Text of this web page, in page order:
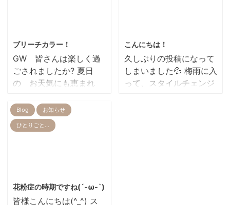
したね🌸 今日は 寒くな
っちゃいましたが
(;´･ω･) これから 卒
業や 入学 就職な
ど・・・ お祝いが多い時
ブリーチカラー！
GW 皆さんは楽しく過
ごされましたか? 夏日
の お天気にも恵まれ
た 気持ちのいいGWで
したね o(｀▽´)o 今
日のお客様は ココ何年
かブリーチして 髪の毛
に 髪の毛で覚えても
らえるから！ いいん
こんにちは！
久しぶりの投稿になって
しまいました💦 梅雨に入
って、スタイルチェンジ
や縮毛矯正をされる方も
Blog お知らせ
ひとりごと…
花粉症の時期ですね(´-ω-`)
皆様こんにちは(^_^) ス